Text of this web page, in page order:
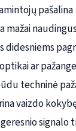
pašalina
mažai
didesniems
ar
techninė
vaizdo
signalo